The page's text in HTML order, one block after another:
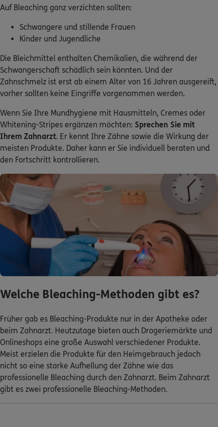
Auf Bleaching ganz verzichten sollten:
Schwangere und stillende Frauen
Kinder und Jugendliche
Die Bleichmittel enthalten Chemikalien, die während der
Schwangerschaft schädlich sein könnten. Und der
Zahnschmelz ist erst ab einem Alter von 16 Jahren ausgereift,
vorher sollten keine Eingriffe vorgenommen werden.
Wenn Sie Ihre Mundhygiene mit Hausmitteln, Cremes oder
Whitening-Stripes ergänzen möchten: Sprechen Sie mit
Ihrem Zahnarzt. Er kennt Ihre Zähne sowie die Wirkung der
meisten Produkte. Daher kann er Sie individuell beraten und
den Fortschritt kontrollieren.
Welche Bleaching-Methoden gibt es?
Früher gab es Bleaching-Produkte nur in der Apotheke oder
beim Zahnarzt. Heutzutage bieten auch Drogeriemärkte und
Onlineshops eine große Auswahl verschiedener Produkte.
Meist erzielen die Produkte für den Heimgebrauch jedoch
nicht so eine starke Aufhellung der Zähne wie das
professionelle Bleaching durch den Zahnarzt. Beim Zahnarzt
gibt es zwei professionelle Bleaching-Methoden.